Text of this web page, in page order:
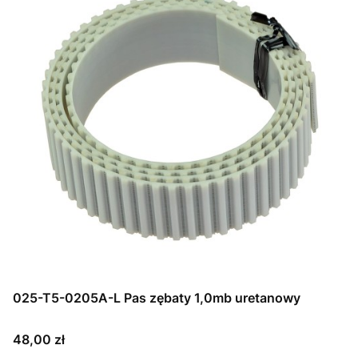
025-T5-0205A-L Pas zębaty 1,0mb uretanowy
Cena
48,00 zł